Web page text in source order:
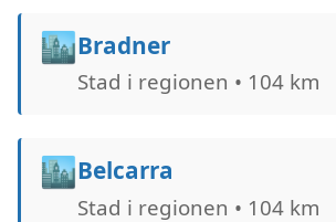
🏙️Bradner
Stad i regionen • 104 km
🏙️Belcarra
Stad i regionen • 104 km